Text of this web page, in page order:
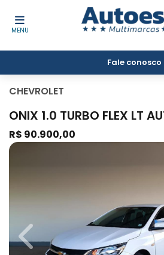
MENU
Fale conosco
CHEVROLET
ONIX 1.0 TURBO FLEX LT
R$ 90.900,00
Previous